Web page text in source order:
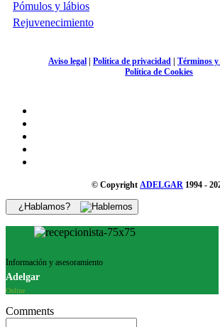
Pómulos y lábios
Rejuvenecimiento
Aviso legal | Política de privacidad | Términos
Política de Cookies
© Copyright ADELGAR 1994 -
¿Hablamos?
Información y asesoramiento
Adelgar
Online
Comments